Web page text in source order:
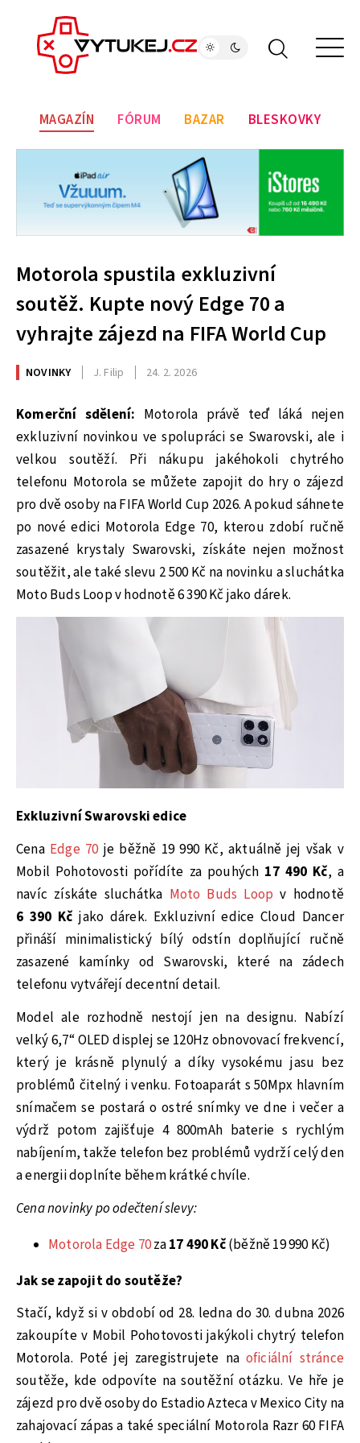
MAGAZÍN FÓRUM BAZAR BLESKOVKY
Motorola spustila exkluzivní
soutěž. Kupte nový Edge 70 a
vyhrajte zájezd na FIFA World Cup
NOVINKY J. Filip 24. 2. 2026
Komerční sdělení: Motorola právě teď láká nejen
exkluzivní novinkou ve spolupráci se Swarovski, ale i
velkou soutěží. Při nákupu jakéhokoli chytrého
telefonu Motorola se můžete zapojit do hry o zájezd
pro dvě osoby na FIFA World Cup 2026. A pokud sáhnete
po nové edici Motorola Edge 70, kterou zdobí ručně
zasazené krystaly Swarovski, získáte nejen možnost
soutěžit, ale také slevu 2 500 Kč na novinku a sluchátka
Moto Buds Loop v hodnotě 6 390 Kč jako dárek.
Exkluzivní Swarovski edice
Cena Edge 70 je běžně 19 990 Kč, aktuálně jej však v
Mobil Pohotovosti pořídíte za pouhých 17 490 Kč, a
navíc získáte sluchátka Moto Buds Loop v hodnotě
6 390 Kč jako dárek. Exkluzivní edice Cloud Dancer
přináší minimalistický bílý odstín doplňující ručně
zasazené kamínky od Swarovski, které na zádech
telefonu vytvářejí decentní detail.
Model ale rozhodně nestojí jen na designu. Nabízí
velký 6,7“ OLED displej se 120Hz obnovovací frekvencí,
který je krásně plynulý a díky vysokému jasu bez
problémů čitelný i venku. Fotoaparát s 50Mpx hlavním
snímačem se postará o ostré snímky ve dne i večer a
výdrž potom zajišťuje 4 800mAh baterie s rychlým
nabíjením, takže telefon bez problémů vydrží celý den
a energii doplníte během krátké chvíle.
Cena novinky po odečtení slevy:
Motorola Edge 70za17 490 Kč(běžně 19 990 Kč)
Jak se zapojit do soutěže?
Stačí, když si v období od 28. ledna do 30. dubna 2026
zakoupíte v Mobil Pohotovosti jakýkoli chytrý telefon
Motorola. Poté jej zaregistrujete na oficiální stránce
soutěže, kde odpovíte na soutěžní otázku. Ve hře je
zájezd pro dvě osoby do Estadio Azteca v Mexico City na
zahajovací zápas a také speciální Motorola Razr 60 FIFA